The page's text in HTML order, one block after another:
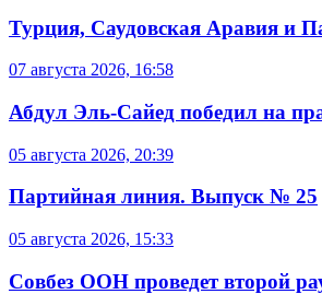
Турция, Саудовская Аравия и
07 августа 2026, 16:58
Абдул Эль-Сайед победил на
05 августа 2026, 20:39
Партийная линия. Выпуск № 25
05 августа 2026, 15:33
Совбез ООН проведет второй